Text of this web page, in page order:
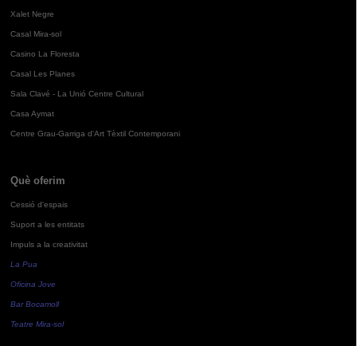
Xalet Negre
Casal Mira-sol
Casino La Floresta
Casal Les Planes
Sala Clavé - La Unió Centre Cultural
Casa Aymat
Centre Grau-Garriga d'Art Tèxtil Contemporani
Què oferim
Cessió d'espais
Suport a les entitats
Impuls a la creativitat
La Pua
Oficina Jove
Bar Bocamoll
Teatre Mira-sol